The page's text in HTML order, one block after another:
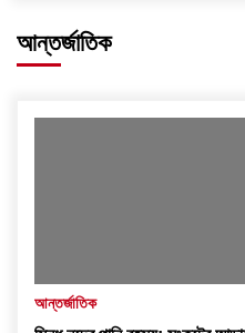
আন্তর্জাতিক
আন্তর্জাতিক